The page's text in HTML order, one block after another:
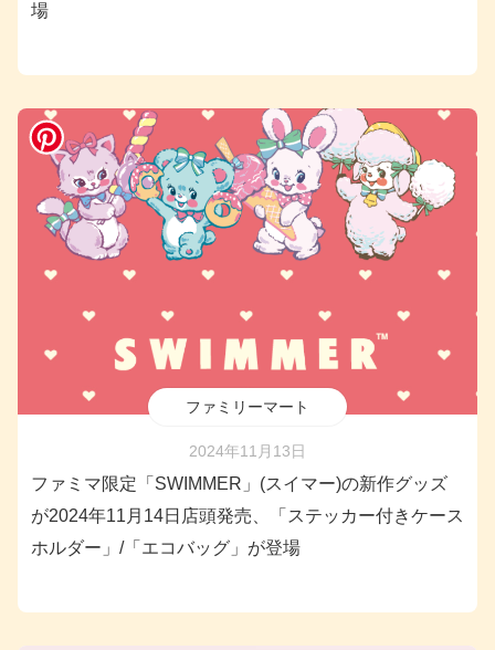
場
ファミリーマート
2024年11月13日
ファミマ限定「SWIMMER」(スイマー)の新作グッズ
が2024年11月14日店頭発売、「ステッカー付きケース
ホルダー」/「エコバッグ」が登場